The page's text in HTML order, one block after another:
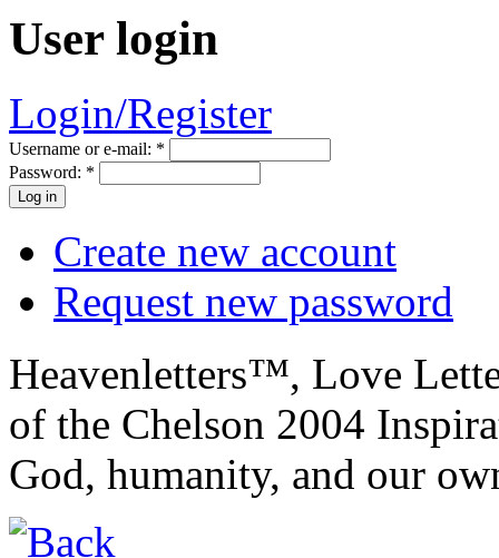
User login
Login/Register
Username or e-mail: *
Password: *
Create new account
Request new password
Heavenletters™, Love
of the Chelson 2004
God, humanity, and our